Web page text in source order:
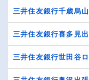
三井住友銀行千歳烏
三井住友銀行喜多見
三井住友銀行世田谷